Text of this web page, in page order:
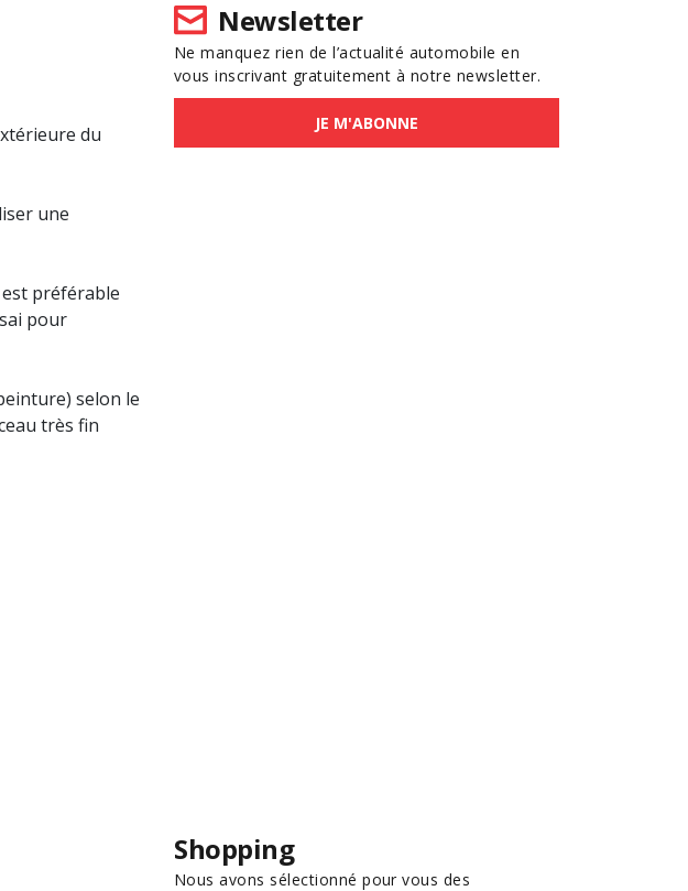
du
une
préférable
pour
selon le
très fin
Newsletter
Ne manquez rien de l’actualité automobile en
vous inscrivant gratuitement à notre newsletter.
JE M'ABONNE
Shopping
Nous avons sélectionné pour vous des